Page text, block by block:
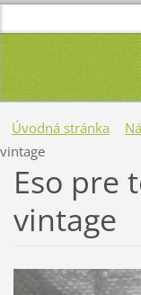
Úvodná stránka
vintage
Eso pre
vintage